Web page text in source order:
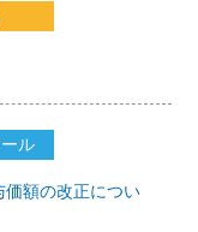
ル
額の改正につい